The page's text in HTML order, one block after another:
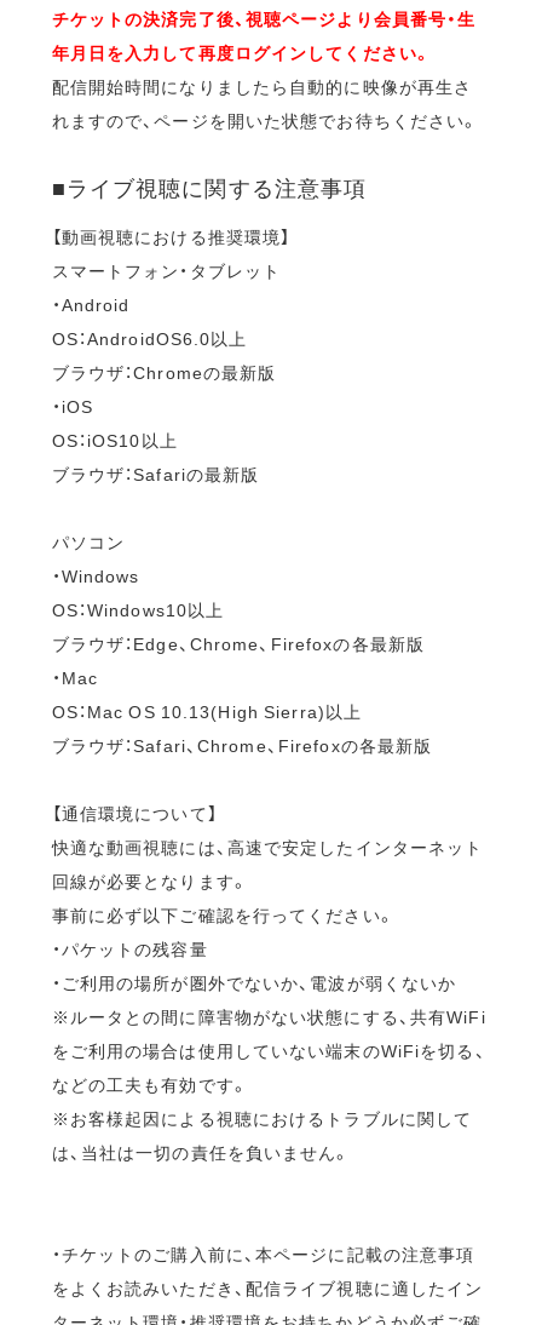
チケットの決済完了後、視聴ページより会員番号・生
年月日を入力して再度ログインしてください。
配信開始時間になりましたら自動的に映像が再生さ
れますので、ページを開いた状態でお待ちください。
■ライブ視聴に関する注意事項
【動画視聴における推奨環境】
スマートフォン・タブレット
・Android
OS：AndroidOS6.0以上
ブラウザ：Chromeの最新版
・iOS
OS：iOS10以上
ブラウザ：Safariの最新版
パソコン
・Windows
OS：Windows10以上
ブラウザ：Edge、Chrome、Firefoxの各最新版
・Mac
OS：Mac OS 10.13(High Sierra)以上
ブラウザ：Safari、Chrome、Firefoxの各最新版
【通信環境について】
快適な動画視聴には、高速で安定したインターネット
回線が必要となります。
事前に必ず以下ご確認を行ってください。
・パケットの残容量
・ご利用の場所が圏外でないか、電波が弱くないか
※ルータとの間に障害物がない状態にする、共有WiFi
をご利用の場合は使用していない端末のWiFiを切る、
などの工夫も有効です。
※お客様起因による視聴におけるトラブルに関して
は、当社は一切の責任を負いません。
・チケットのご購入前に、本ページに記載の注意事項
をよくお読みいただき、配信ライブ視聴に適したイン